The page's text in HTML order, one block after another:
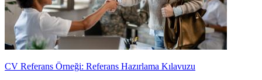
CV Referans Örneği: Referans Hazırlama Kılavuzu